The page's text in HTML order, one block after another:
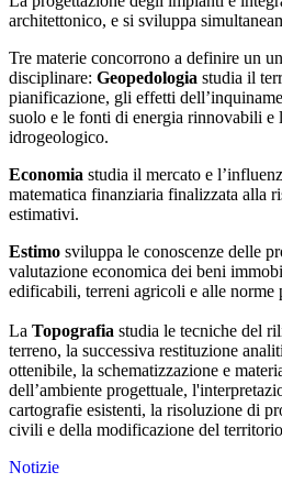
architettonico, e si sviluppa
Tre materie concorrono a definire un
disciplinare: Geopedologia studia il
pianificazione, gli effetti
suolo e le fonti di energia rinnovabili e
idrogeologico.
Economia studia il mercato e
matematica finanziaria finalizzata alla
estimativi.
Estimo sviluppa le conoscenze delle
valutazione economica dei beni
edificabili, terreni agricoli e alle norme
La Topografia studia le tecniche del
terreno, la successiva restituzione
ottenibile, la schematizzazione e
dell’ambiente progettuale,
cartografie esistenti, la risoluzione di
civili e della modificazione del
Notizie